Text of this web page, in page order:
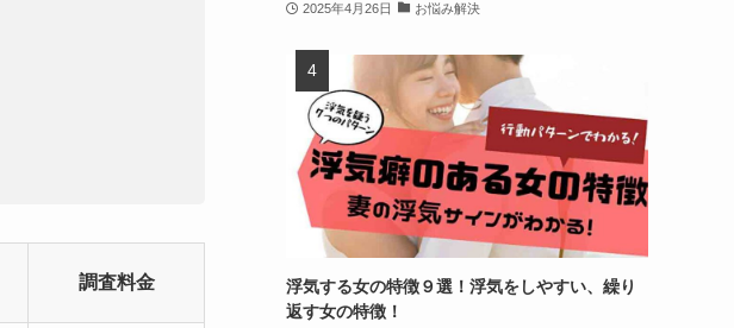
調査料金
2025年4月26日 お悩み解決
浮気する女の特徴９選！浮気をしやすい、繰り
返す女の特徴！